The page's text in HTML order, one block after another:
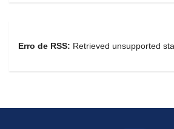
Erro de RSS: Retrieved unsupported